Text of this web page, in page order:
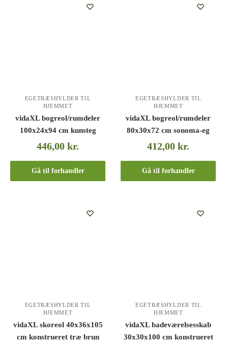
EGETRÆSHYLDER TIL
HJEMMET
vidaXL bogreol/rumdeler
100x24x94 cm kunsteg
446,00kr.
Gå til forhandler
EGETRÆSHYLDER TIL
HJEMMET
vidaXL bogreol/rumdeler
80x30x72 cm sonoma-eg
412,00kr.
Gå til forhandler
EGETRÆSHYLDER TIL
HJEMMET
vidaXL skoreol 40x36x105
cm konstrueret træ brun
EGETRÆSHYLDER TIL
HJEMMET
vidaXL badeværelsesskab
30x30x100 cm konstrueret